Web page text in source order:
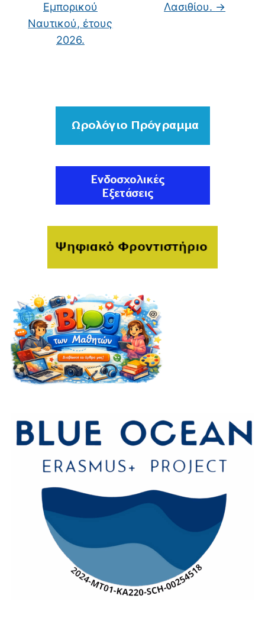
Εμπορικού
Ναυτικού, έτους
2026.
Λασιθίου. →